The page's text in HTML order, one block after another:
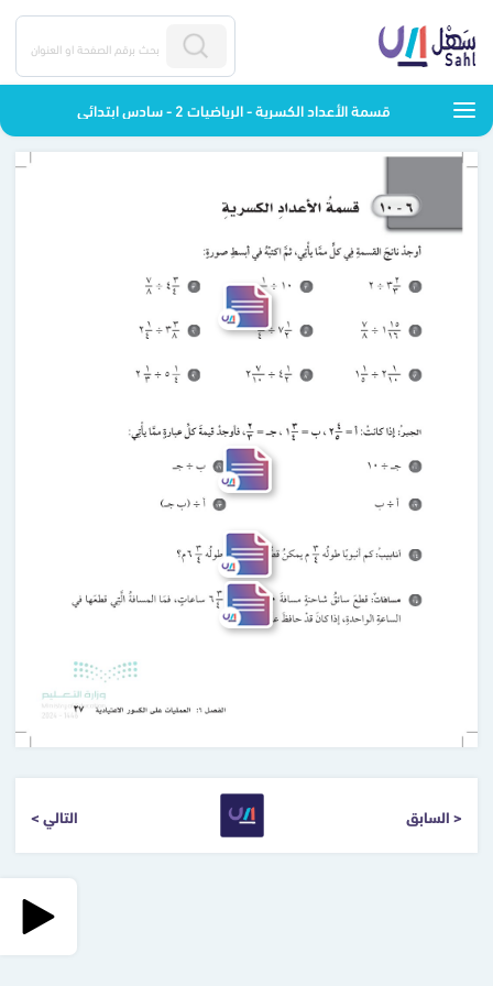
قسمة الأعداد الكسرية - الرياضيات 2 - سادس ابتدائي
< السابق التالي >